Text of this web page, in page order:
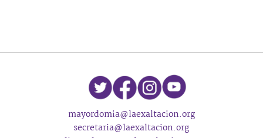
mayordomia@laexaltacion.org
secretaria@laexaltacion.org